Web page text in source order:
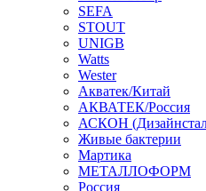
SEFA
STOUT
UNIGB
Watts
Wester
Акватек/Китай
АКВАТЕК/Россия
АСКОН
Живые бактерии
Мартика
МЕТАЛЛОФОРМ
Россия